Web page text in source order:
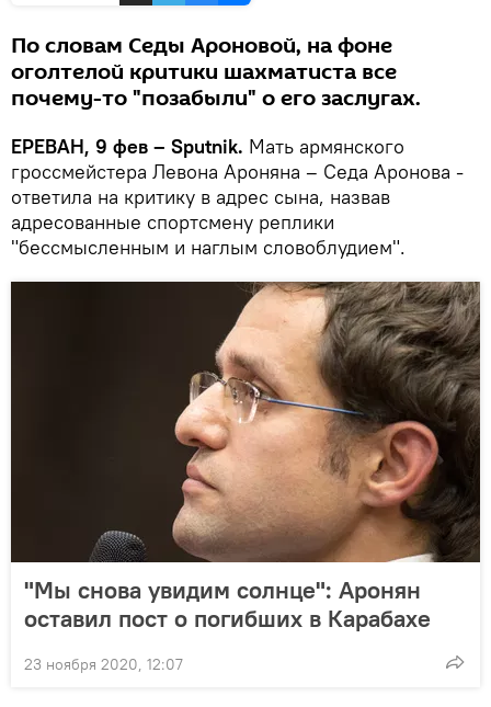
По словам Седы Ароновой, на фоне
оголтелой критики шахматиста все
почему-то "позабыли" о его заслугах.
ЕРЕВАН, 9 фев – Sputnik. Мать армянского
гроссмейстера Левона Ароняна – Седа Аронова -
ответила на критику в адрес сына, назвав
адресованные спортсмену реплики
"бессмысленным и наглым словоблудием".
"Мы снова увидим солнце": Аронян
оставил пост о погибших в Карабахе
23 ноября 2020, 12:07